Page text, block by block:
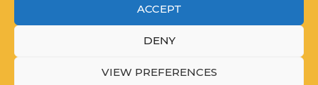
ACCEPT
DENY
VIEW PREFERENCES